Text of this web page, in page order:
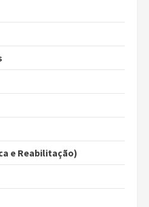
e Reabilitação)